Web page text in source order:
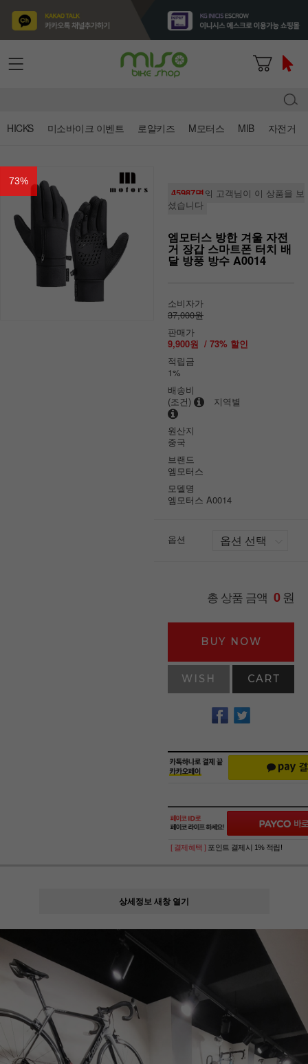
HICKS 미소바이크 이벤트 로얄키즈 M모터스 MIB 자전거
73%
45987명의 고객님이 이 상품을 보
셨습니다
엠모터스 방한 겨울 자전
거 장갑 스마트폰 터치 배
달 방풍 방수 A0014
소비자가
37,000원
판매가
9,900원 / 73% 할인
적립금
1%
배송비
(조건)
지역별
원산지
중국
브랜드
엠모터스
모델명
엠모터스 A0014
옵션
총 상품 금액 0원
BUY NOW
WISH CART
[ 결제혜택 ] 포인트 결제시 1% 적립!
상세정보 새창 열기